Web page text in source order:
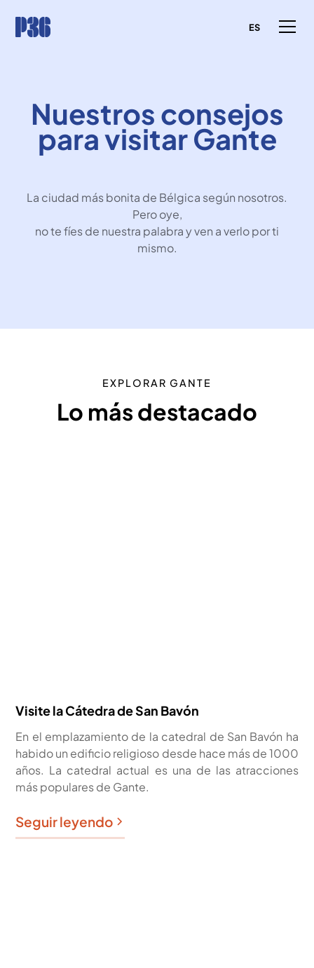
ES
Nuestros consejos
para visitar Gante
La ciudad más bonita de Bélgica según nosotros.
Pero oye,
no te fíes de nuestra palabra y ven a verlo por ti
mismo.
EXPLORAR GANTE
Lo más destacado
Visite la Cátedra de San Bavón
En el emplazamiento de la catedral de San Bavón ha
habido un edificio religioso desde hace más de 1000
años. La catedral actual es una de las atracciones
más populares de Gante.
Seguir leyendo